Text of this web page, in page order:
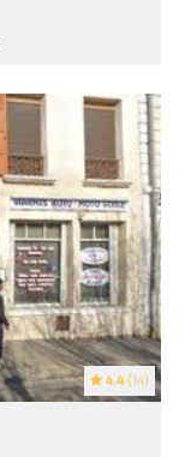
4.4 (14)